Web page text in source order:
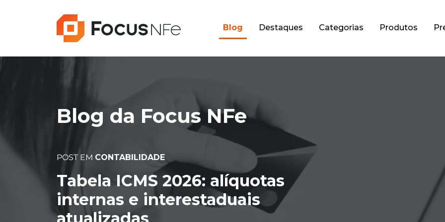
Blog Destaques Categorias Produtos
Blog da Focus NFe
POST EM CONTABILIDADE
Tabela ICMS 2026: alíquotas
internas e interestaduais